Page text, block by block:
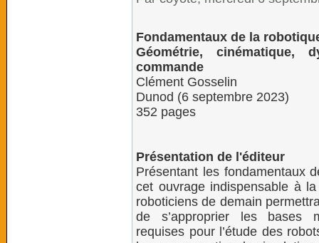
Fondamentaux de la
Géométrie, cinématique,
commande
Clément Gosselin
Dunod (6 septembre 2023)
352 pages
Présentation de l'éditeur
Présentant les fondamentaux
cet ouvrage indispensable à
roboticiens de demain
de s’approprier les bases
requises pour l’étude des